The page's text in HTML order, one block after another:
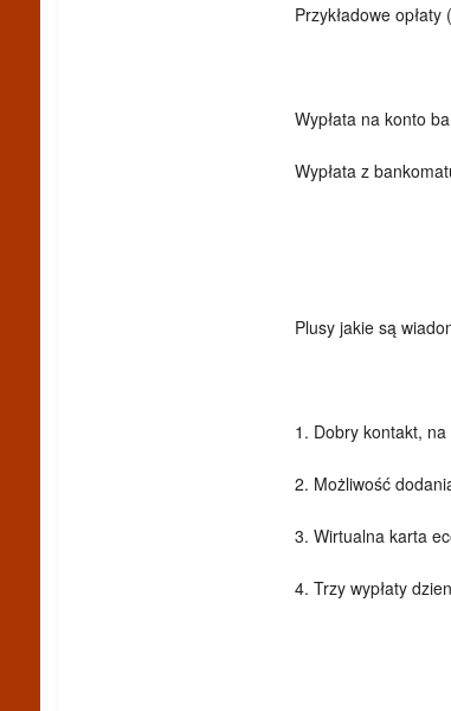
Przykładowe
Wypłata na konto
Wypłata z
Plusy jakie są
1. Dobry kontakt, na
2. Możliwość
3. Wirtualna karta
4. Trzy wypłaty